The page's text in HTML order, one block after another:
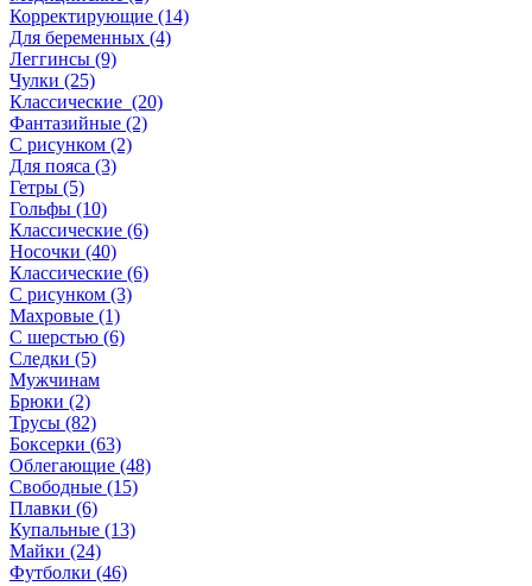
Корректирующие (14)
Для беременных (4)
Леггинсы (9)
Чулки (25)
Классические (20)
Фантазийные (2)
С рисунком (2)
Для пояса (3)
Гетры (5)
Гольфы (10)
Классические (6)
Носочки (40)
Классические (6)
С рисунком (3)
Махровые (1)
С шерстью (6)
Следки (5)
Мужчинам
Брюки (2)
Трусы (82)
Боксерки (63)
Облегающие (48)
Свободные (15)
Плавки (6)
Купальные (13)
Майки (24)
Футболки (46)